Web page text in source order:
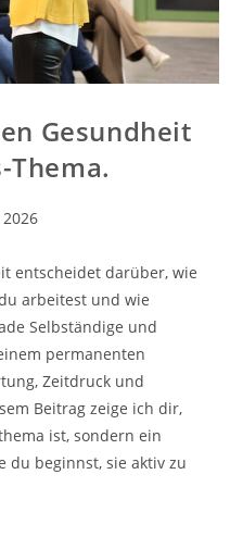
Gesundheit
Thema.
entscheidet darüber, wie
arbeitest und wie
Selbständige und
permanenten
Zeitdruck und
Beitrag zeige ich dir,
ist, sondern ein
du beginnst, sie aktiv zu